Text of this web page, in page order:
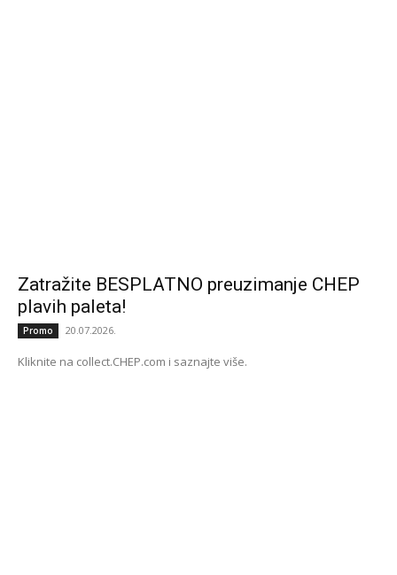
Zatražite BESPLATNO preuzimanje CHEP
plavih paleta!
Promo 20.07.2026.
Kliknite na collect.CHEP.com i saznajte više.